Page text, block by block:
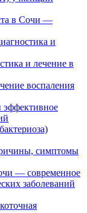
в Сочи —
и
и лечение в
воспаления
симптомы
— современное
заболеваний